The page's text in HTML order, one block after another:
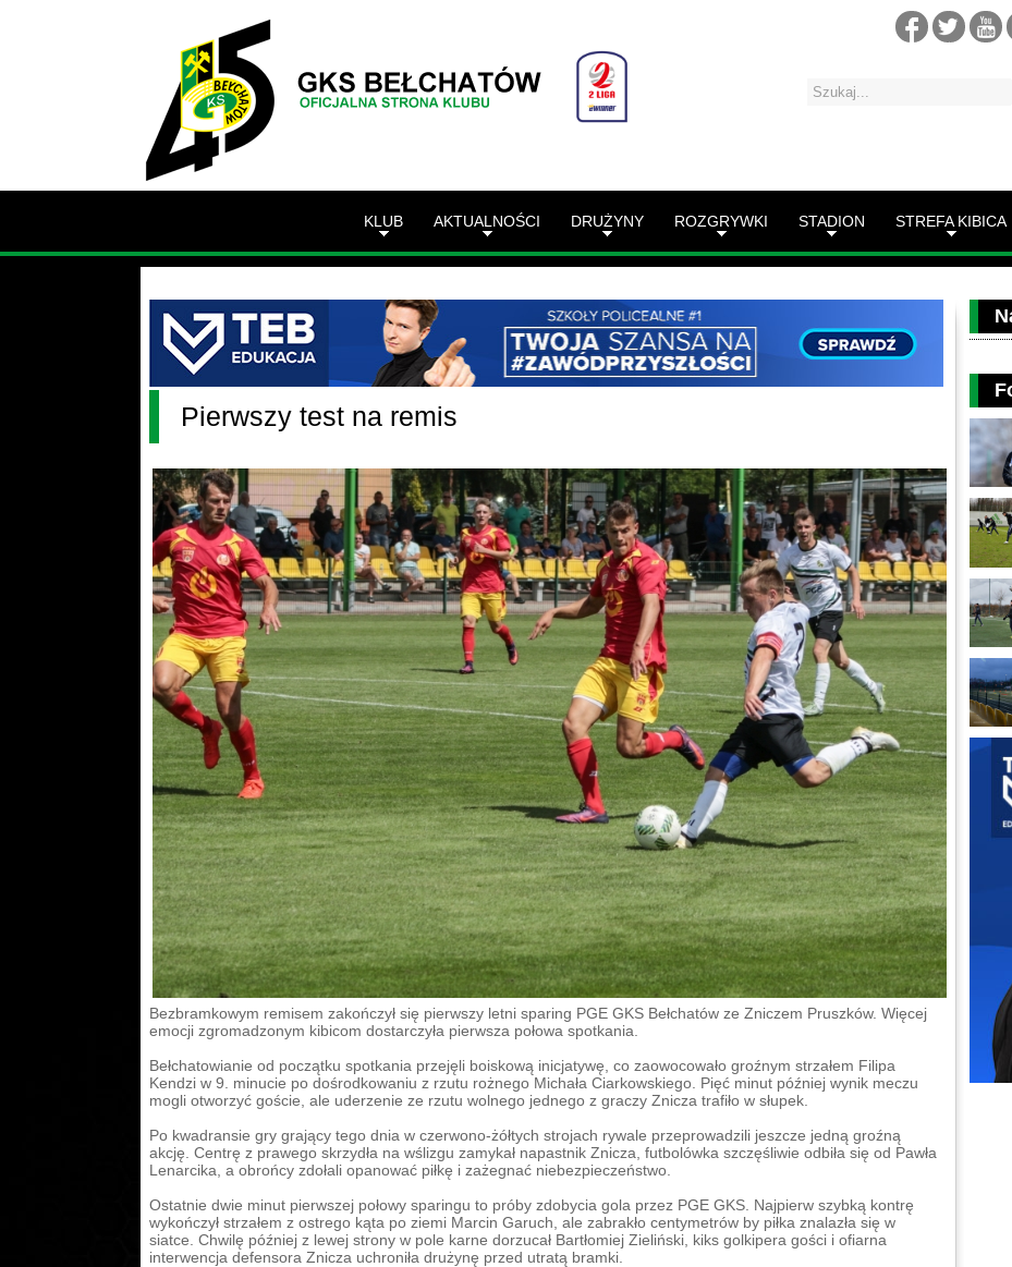
KLUB AKTUALNOŚCI DRUŻYNY ROZGRYWKI STADION STREFA KIBICA
Pierwszy test na remis
Bezbramkowym remisem zakończył się pierwszy letni sparing PGE GKS Bełchatów ze Zniczem Pruszków. Więcej
emocji zgromadzonym kibicom dostarczyła pierwsza połowa spotkania.
Bełchatowianie od początku spotkania przejęli boiskową inicjatywę, co zaowocowało groźnym strzałem Filipa
Kendzi w 9. minucie po dośrodkowaniu z rzutu rożnego Michała Ciarkowskiego. Pięć minut później wynik meczu
mogli otworzyć goście, ale uderzenie ze rzutu wolnego jednego z graczy Znicza trafiło w słupek.
Po kwadransie gry grający tego dnia w czerwono-żółtych strojach rywale przeprowadzili jeszcze jedną groźną
akcję. Centrę z prawego skrzydła na wślizgu zamykał napastnik Znicza, futbolówka szczęśliwie odbiła się od Pawła
Lenarcika, a obrońcy zdołali opanować piłkę i zażegnać niebezpieczeństwo.
Ostatnie dwie minut pierwszej połowy sparingu to próby zdobycia gola przez PGE GKS. Najpierw szybką kontrę
wykończył strzałem z ostrego kąta po ziemi Marcin Garuch, ale zabrakło centymetrów by piłka znalazła się w
siatce. Chwilę później z lewej strony w pole karne dorzucał Bartłomiej Zieliński, kiks golkipera gości i ofiarna
interwencja defensora Znicza uchroniła drużynę przed utratą bramki.